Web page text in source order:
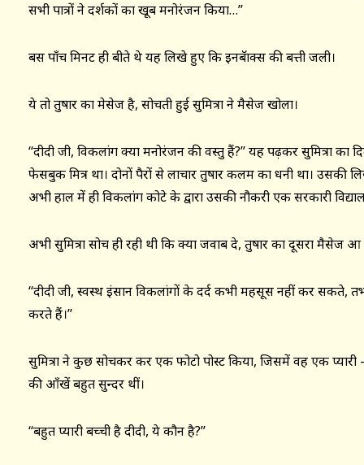
सभी पात्रों ने दर्शकों का खूब मनोरंजन किया…’’
बस पाँच मिनट ही बीते थे यह लिखे हुए कि इनबॅाक्स की बत्ती जली।
ये तो तुषार का मेसेज है, सोचती हुई सुमित्रा ने मैसेज खोला।
‘‘दीदी जी, विकलांग क्या मनोरंजन की वस्तु हैं?’’ यह पढ़कर सुमित्रा का
फेसबुक मित्र था। दोनों पैरों से लाचार तुषार कलम का धनी था। उसकी
अभी हाल में ही विकलांग कोटे के द्वारा उसकी नौकरी एक सरकारी
अभी सुमित्रा सोच ही रही थी कि क्या जवाब दे, तुषार का दूसरा मैसेज आ
‘‘दीदी जी, स्वस्थ इंसान विकलांगों के दर्द कभी महसूस नहीं कर सकते,
करते हैं।’’
सुमित्रा ने कुछ सोचकर कर एक फोटो पोस्ट किया, जिसमें वह एक
की आँखें बहुत सुन्दर थीं।
‘‘बहुत प्यारी बच्ची है दीदी, ये कौन है?’’